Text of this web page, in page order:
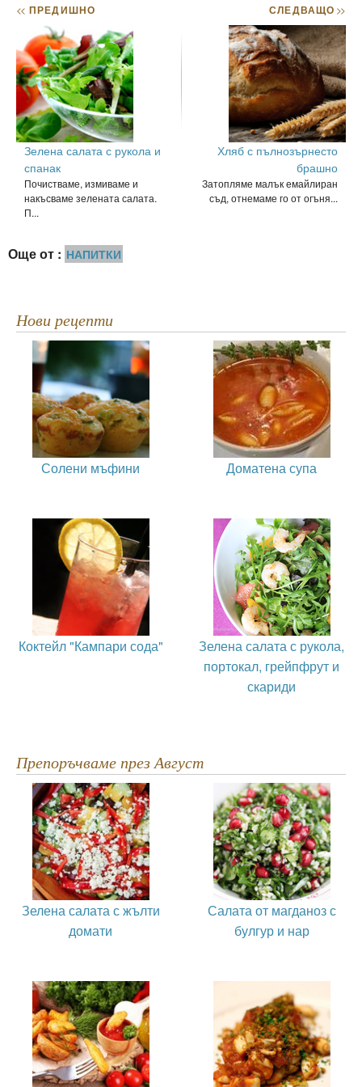
<< ПРЕДИШНО
Зелена салата с рукола и
спанак
Почистваме, измиваме и
накъсваме зелената салата.
П...
СЛЕДВАЩО>>
Хляб с пълнозърнесто
брашно
Затопляме малък емайлиран
съд, отнемаме го от огъня...
Още от : НАПИТКИ
Нови рецепти
Солени мъфини Доматена супа
Коктейл "Кампари сода"
Зелена салата с рукола,
портокал, грейпфрут и
скариди
Препоръчваме през Август
Зелена салата с жълти
домати
Салата от магданоз с
булгур и нар